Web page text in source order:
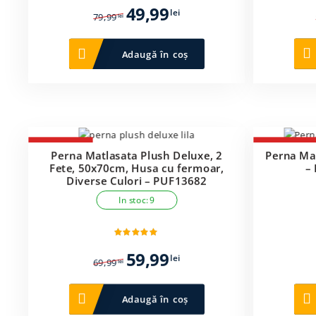
79,99lei
Prețul
inițial
a
fost:
49,99leiPrețul
este:
49,99 lei.
Adaugă în coș
-14%
Perna Matlasata Plush Deluxe, 2
Fete, 50x70cm, Husa cu fermoar,
Diverse Culori – PUF13682
In stoc: 9
69,99lei
Prețul
inițial
a
fost:
59,99leiPrețul
este:
59,99 lei.
Adaugă în coș
-25%
Perna
–